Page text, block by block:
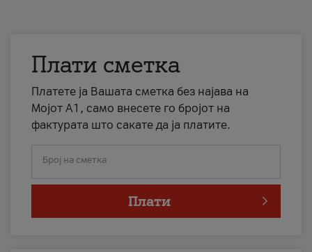
Плати сметка
Платете ја Вашата сметка без најава на
Мојот А1, само внесете го бројот на
фактурата што сакате да ја платите.
Број на сметка
Плати